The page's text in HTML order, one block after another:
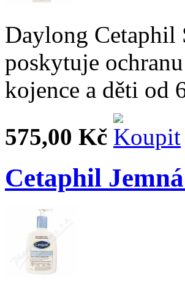
Daylong Cetaphil
poskytuje
kojence a děti od
575,00 Kč
Cetaphil